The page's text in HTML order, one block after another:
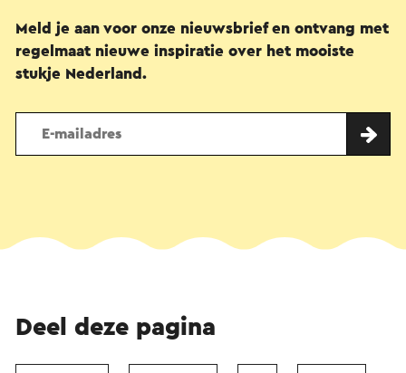
Meld je aan voor onze nieuwsbrief en ontvang met
regelmaat nieuwe inspiratie over het mooiste
stukje Nederland.
Deel deze pagina